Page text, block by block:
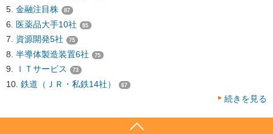
金融注目株 87
医薬品大手10社 85
資源開発5社 75
半導体製造装置6社 75
ＩＴサービス 73
鉄道（ＪＲ・私鉄14社） 67
続きを見る